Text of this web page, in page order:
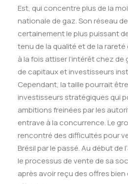
Est, qui concentre plus de la
nationale de gaz. Son réseau
certainement le plus puissant
tenu de la qualité et de la
à la fois attiser l’intérêt chez
de capitaux et investisseurs
Cependant, la taille pourrait
investisseurs stratégiques qui
ambitions freinées par les
entrave à la concurrence.Le
rencontré des difficultés pour
Brésil par le passé. Au début de
le processus de vente de sa
après avoir reçu des offres bien